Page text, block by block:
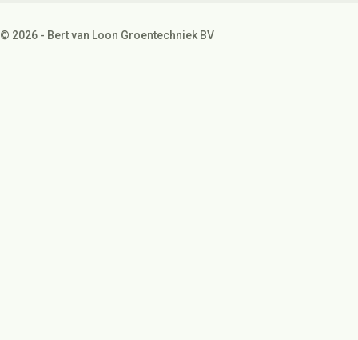
© 2026 - Bert van Loon Groentechniek BV